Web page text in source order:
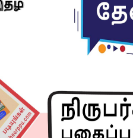
பாடல்களை சுடச்சுட
மணிக்கு பாடல்கள் எங்களை
தெரிந்ததால் படப்பிடிப்பு
கொண்டே பாடினார். அது
அறிமுகம் ஆகி, அவருடன்